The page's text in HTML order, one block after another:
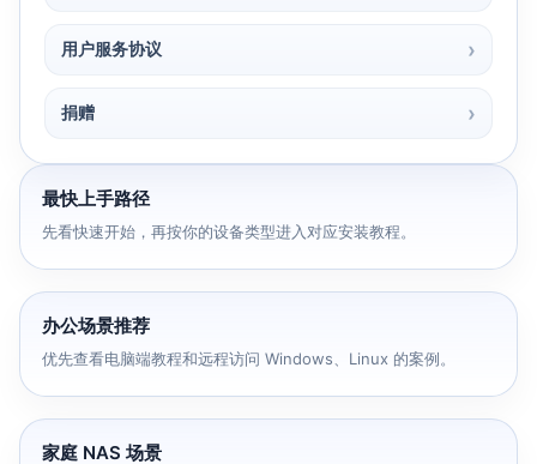
用户服务协议
捐赠
最快上手路径
先看快速开始，再按你的设备类型进入对应安装教程。
办公场景推荐
优先查看电脑端教程和远程访问 Windows、Linux 的案例。
家庭 NAS 场景